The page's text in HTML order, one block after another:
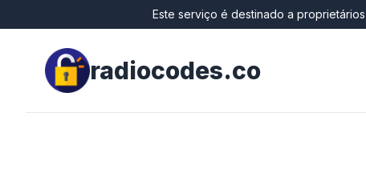
Este serviço é destinado a
radiocodes.co